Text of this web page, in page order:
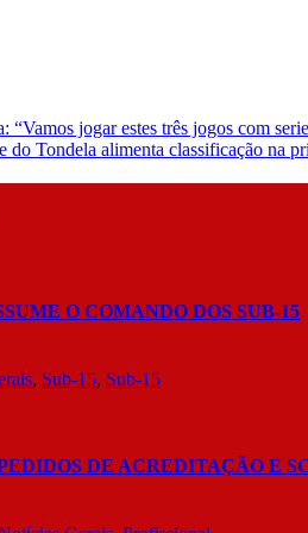
jogar estes três jogos com
do Tondela alimenta classificação na
O COMANDO DOS SUB-15
, Sub-15, Sub-15
DE ACREDITAÇÃO E